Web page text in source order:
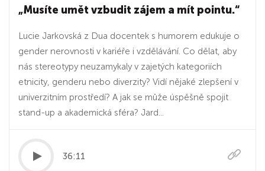
„Musíte umět vzbudit zájem a mít pointu.“
Lucie Jarkovská z Dua docentek s humorem edukuje o
gender nerovnosti v kariéře i vzdělávání. Co dělat, aby
nás stereotypy neuzamykaly v zajetých kategoriích
etnicity, genderu nebo diverzity? Vidí nějaké zlepšení v
univerzitním prostředí? A jak se může úspěšně spojit
stand-up a akademická sféra? Jard...
36:11